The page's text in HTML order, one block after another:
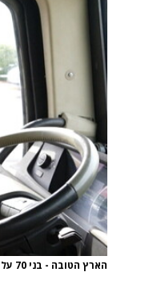
הארץ הטובה - בני 70 על מדים